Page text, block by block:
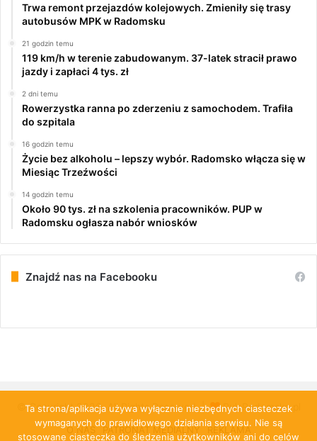
Trwa remont przejazdów kolejowych. Zmieniły się trasy
autobusów MPK w Radomsku
21 godzin temu
119 km/h w terenie zabudowanym. 37-latek stracił prawo
jazdy i zapłaci 4 tys. zł
2 dni temu
Rowerzystka ranna po zderzeniu z samochodem. Trafiła
do szpitala
16 godzin temu
Życie bez alkoholu – lepszy wybór. Radomsko włącza się w
Miesiąc Trzeźwości
14 godzin temu
Około 90 tys. zł na szkolenia pracowników. PUP w
Radomsku ogłasza nabór wniosków
Znajdź nas na Facebooku
© Copyright 2026, All Rights Reserved | PulsRadomska.pl
O NAS PATRONAT MEDIALNY REKLAMA
Ta strona/aplikacja używa wyłącznie niezbędnych ciasteczek
wymaganych do prawidłowego działania serwisu. Nie są
stosowane ciasteczka do śledzenia użytkowników ani do celów